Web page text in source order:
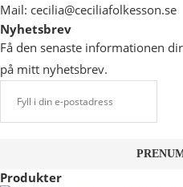
Mail: cecilia@ceciliafolkesson.se
Nyhetsbrev
Få den senaste informationen
på mitt nyhetsbrev.
Produkter